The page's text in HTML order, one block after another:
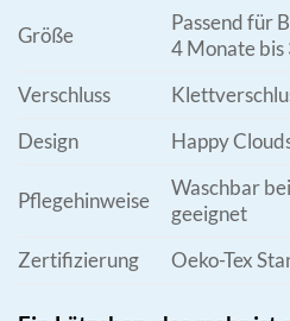
Größe
Passend für
4 Monate bis
Verschluss
Design
Happy
Pflegehinweise
Waschbar
geeignet
Zertifizierung
Oeko-Tex